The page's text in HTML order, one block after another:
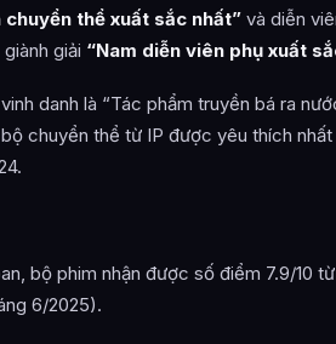
chuyển thể xuất sắc nhất” và diễn
giải “Nam diễn viên phụ xuất
danh là “Tác phẩm truyền bá ra
chuyển thể từ IP được yêu thích nhất
bộ phim nhận được số điểm 7.9/10 từ
6/2025).